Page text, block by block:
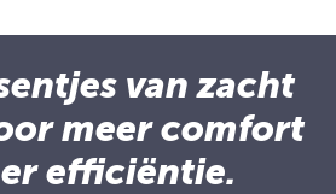
van zacht
meer comfort
efficiëntie.